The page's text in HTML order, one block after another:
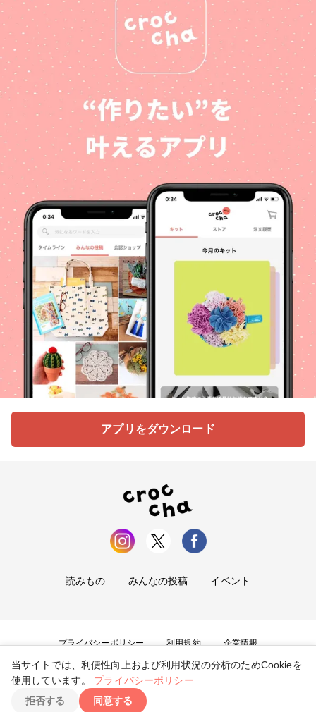
アプリをダウンロード
読みもの みんなの投稿 イベント
プライバシーポリシー 利用規約 企業情報
お問い合わせ
Copyright ©2026tryangle Co., Ltd. All Rights Reserved.
当サイトでは、利便性向上および利用状況の分析のためCookieを
使用しています。
プライバシーポリシー
拒否する
同意する